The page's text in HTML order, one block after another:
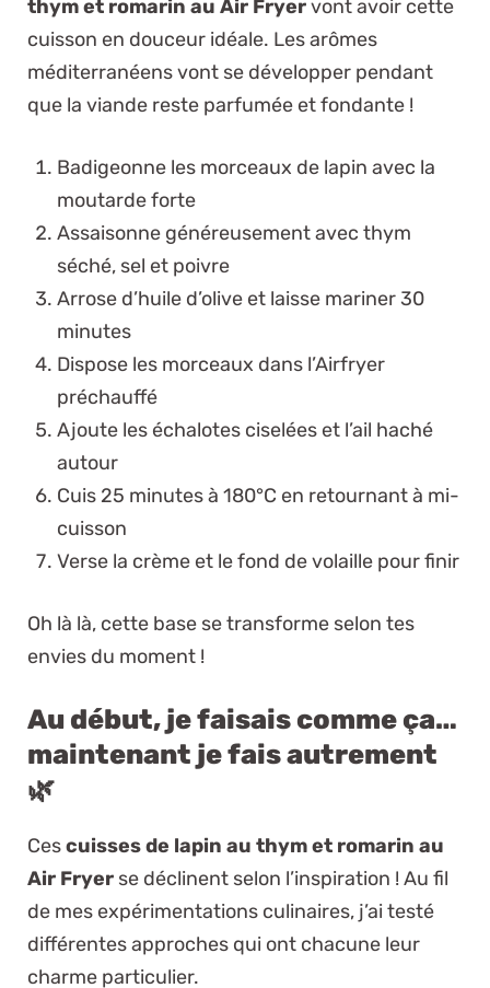
thym et romarin au Air Fryervont avoir cette
cuisson en douceur idéale. Les arômes
méditerranéens vont se développer pendant
que la viande reste parfumée et fondante !
Badigeonne les morceaux de lapin avec la
moutarde forte
Assaisonne généreusement avec thym
séché, sel et poivre
Arrose d’huile d’olive et laisse mariner 30
minutes
Dispose les morceaux dans l’Airfryer
préchauffé
Ajoute les échalotes ciselées et l’ail haché
autour
Cuis 25 minutes à 180°C en retournant à mi-
cuisson
Verse la crème et le fond de volaille pour finir
Oh là là, cette base se transforme selon tes
envies du moment !
Au début, je faisais comme ça…
maintenant je fais autrement
🌿
Cescuisses de lapin au thym et romarin au
Air Fryer se déclinent selon l’inspiration ! Au fil
de mes expérimentations culinaires, j’ai testé
différentes approches qui ont chacune leur
charme particulier.